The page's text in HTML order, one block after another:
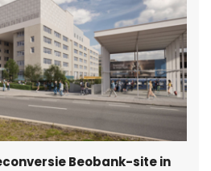
Beobank-site in